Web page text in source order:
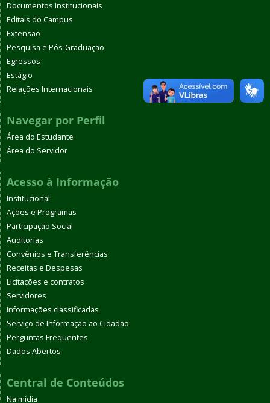
Documentos Institucionais
Editais do Campus
Extensão
Pesquisa e Pós-Graduação
Egressos
Estágio
Relações Internacionais
Navegar por Perfil
Área do Estudante
Área do Servidor
Acesso à Informação
Institucional
Ações e Programas
Participação Social
Auditorias
Convênios e Transferências
Receitas e Despesas
Licitações e contratos
Servidores
Informações classificadas
Serviço de Informação ao Cidadão
Perguntas Frequentes
Dados Abertos
Central de Conteúdos
Na mídia